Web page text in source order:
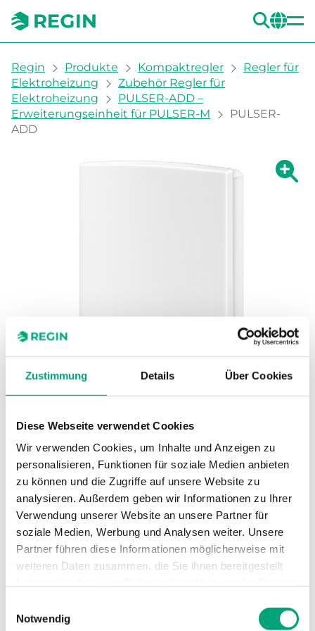
Zustimmung Details Über Cookies
Diese Webseite verwendet Cookies
Wir verwenden Cookies, um Inhalte und Anzeigen zu
personalisieren, Funktionen für soziale Medien anbieten
zu können und die Zugriffe auf unsere Website zu
analysieren. Außerdem geben wir Informationen zu Ihrer
Verwendung unserer Website an unsere Partner für
soziale Medien, Werbung und Analysen weiter. Unsere
Partner führen diese Informationen möglicherweise mit
weiteren Daten zusammen, die Sie ihnen bereitgestellt
Notwendig
You are here:
Regin Produkte Kompaktregler
Regler für
Elektroheizung
Zubehör Regler für
Elektroheizung
PULSER-ADD –
Erweiterungseinheit für PULSER-M
PULSER-
ADD
Zeige
REGIN
PULSER-ADD
PULSER-ADD – Erweiterungseinheit für PULSER-M
Erweiterungseinheit
SOFTWARE UND DOKUMENTATION